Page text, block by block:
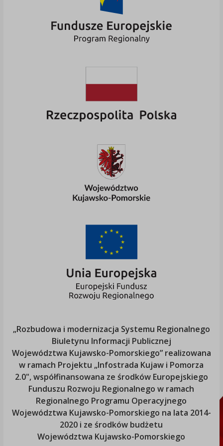
„Rozbudowa i modernizacja Systemu Regionalnego
Biuletynu Informacji Publicznej
Województwa Kujawsko-Pomorskiego” realizowana
w ramach Projektu „Infostrada Kujaw i Pomorza
2.0", współfinansowana ze środków Europejskiego
Funduszu Rozwoju Regionalnego w ramach
Regionalnego Programu Operacyjnego
Województwa Kujawsko-Pomorskiego na lata 2014-
2020 i ze środków budżetu
Województwa Kujawsko-Pomorskiego